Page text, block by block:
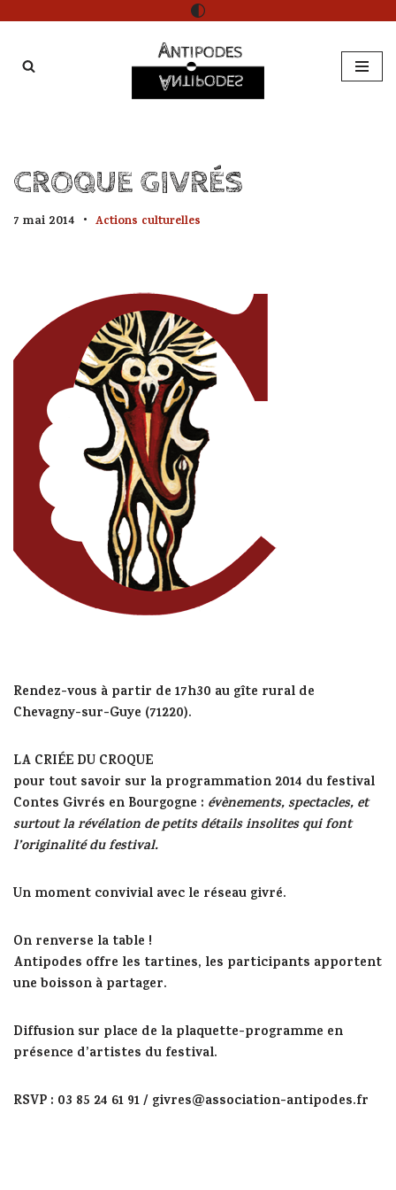
au
CROQUE GIVRÉS
7 mai 2014 Actions culturelles
Rendez-vous à partir de 17h30 au gîte rural de
Chevagny-sur-Guye (71220).
LA CRIÉE DU CROQUE
pour tout savoir sur la programmation 2014 du festival
Contes Givrés en Bourgogne : évènements, spectacles, et
surtout la révélation de petits détails insolites qui font
l’originalité du festival.
Un moment convivial avec le réseau givré.
On renverse la table !
Antipodes offre les tartines, les participants apportent
une boisson à partager.
Diffusion sur place de la plaquette-programme en
présence d’artistes du festival.
RSVP : 03 85 24 61 91 / givres@association-antipodes.fr